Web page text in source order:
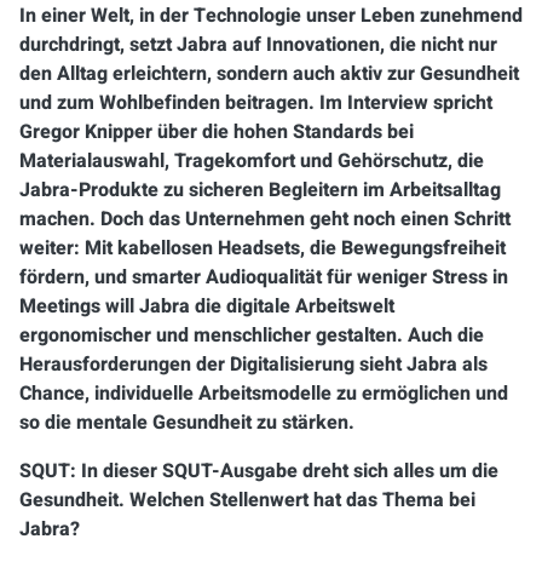
In einer Welt, in der Technologie unser Leben zunehmend
durchdringt, setzt Jabra auf Innovationen, die nicht nur
den Alltag erleichtern, sondern auch aktiv zur Gesundheit
und zum Wohlbefinden beitragen. Im Interview spricht
Gregor Knipper über die hohen Standards bei
Materialauswahl, Tragekomfort und Gehörschutz, die
Jabra-Produkte zu sicheren Begleitern im Arbeitsalltag
machen. Doch das Unternehmen geht noch einen Schritt
weiter: Mit kabellosen Headsets, die Bewegungsfreiheit
fördern, und smarter Audioqualität für weniger Stress in
Meetings will Jabra die digitale Arbeitswelt
ergonomischer und menschlicher gestalten. Auch die
Herausforderungen der Digitalisierung sieht Jabra als
Chance, individuelle Arbeitsmodelle zu ermöglichen und
so die mentale Gesundheit zu stärken.
SQUT: In dieser SQUT-Ausgabe dreht sich alles um die
Gesundheit. Welchen Stellenwert hat das Thema bei
Jabra?